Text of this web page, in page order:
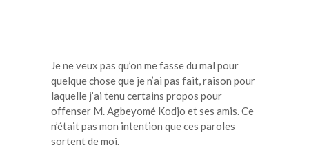
Je ne veux pas qu’on me fasse du mal pour
quelque chose que je n’ai pas fait, raison pour
laquelle j’ai tenu certains propos pour
offenser M. Agbeyomé Kodjo et ses amis. Ce
n’était pas mon intention que ces paroles
sortent de moi.